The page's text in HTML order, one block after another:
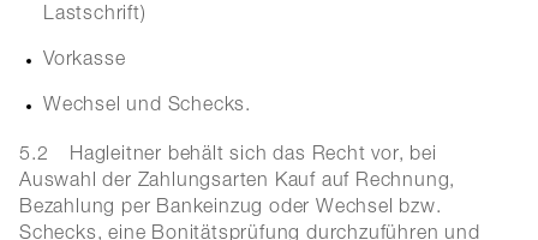
Lastschrift)
Vorkasse
Wechsel und Schecks.
5.2
Hagleitner behält sich das Recht vor, bei
Auswahl der Zahlungsarten Kauf auf Rechnung,
Bezahlung per Bankeinzug oder Wechsel bzw.
Schecks, eine Bonitätsprüfung durchzuführen und